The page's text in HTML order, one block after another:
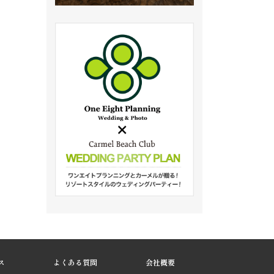
よくある質問 会社概要